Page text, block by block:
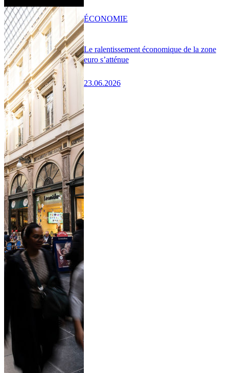
Le ralentissement économique de la zone
euro s’atténue
23.06.2026
ÉCONOMIE